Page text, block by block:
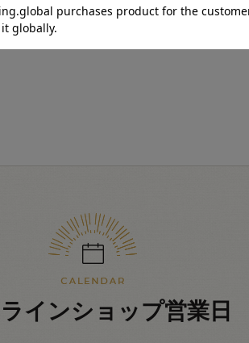
最近見た商品
インショップ営業日